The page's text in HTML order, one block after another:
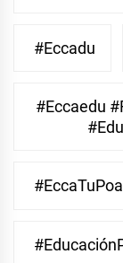
#eccadu
#eccaedu